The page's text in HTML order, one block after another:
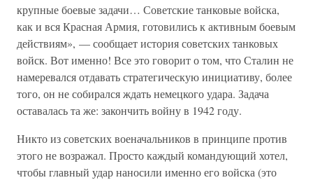
крупные боевые задачи… Советские танковые войска,
как и вся Красная Армия, готовились к активным боевым
действиям», — сообщает история советских танковых
войск. Вот именно! Все это говорит о том, что Сталин не
намеревался отдавать стратегическую инициативу, более
того, он не собирался ждать немецкого удара. Задача
оставалась та же: закончить войну в 1942 году.
Никто из советских военачальников в принципе против
этого не возражал. Просто каждый командующий хотел,
чтобы главный удар наносили именно его войска (это